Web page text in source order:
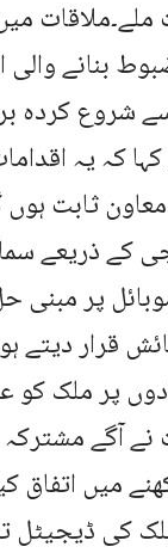
ملے۔ملاقات
بنانے والی
شروع کردہ
کہ یہ
ثابت
کے ذریعے
پر مبنی
قرار دیتے
پر ملک
آگے
میں اتفاق
کی ڈیجیٹل